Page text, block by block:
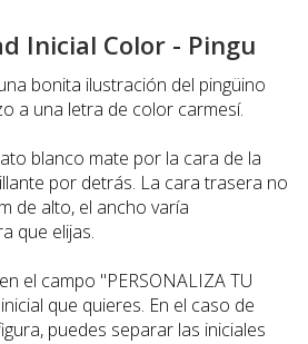
Inicial Color - Pingu
bonita ilustración del pingüino
a una letra de color carmesí.
blanco mate por la cara de la
por detrás. La cara trasera no
de alto, el ancho varía
que elijas.
el campo "PERSONALIZA TU
que quieres. En el caso de
puedes separar las iniciales